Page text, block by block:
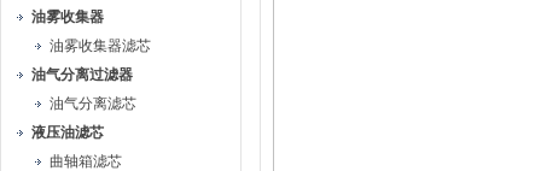
油雾收集器
油雾收集器滤芯
油气分离过滤器
油气分离滤芯
液压油滤芯
曲轴箱滤芯